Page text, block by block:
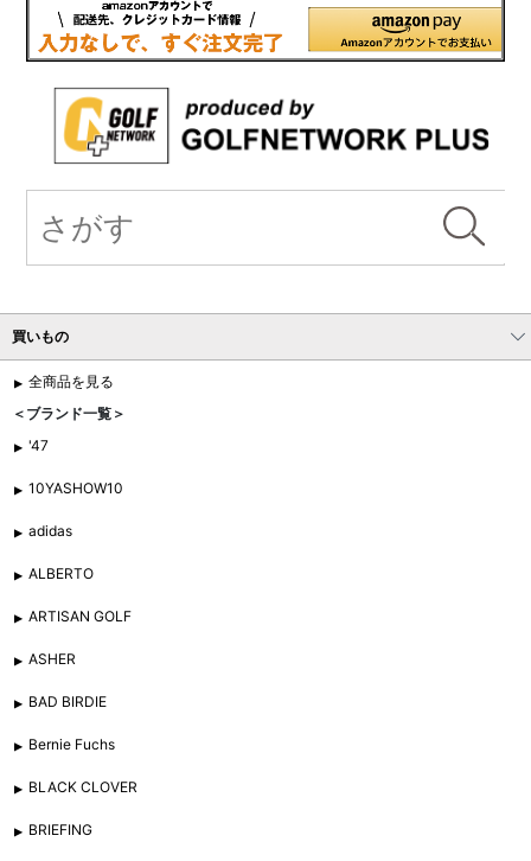
買いもの
全商品を見る
＜ブランド一覧＞
'47
10YASHOW10
adidas
ALBERTO
ARTISAN GOLF
ASHER
BAD BIRDIE
Bernie Fuchs
BLACK CLOVER
BRIEFING